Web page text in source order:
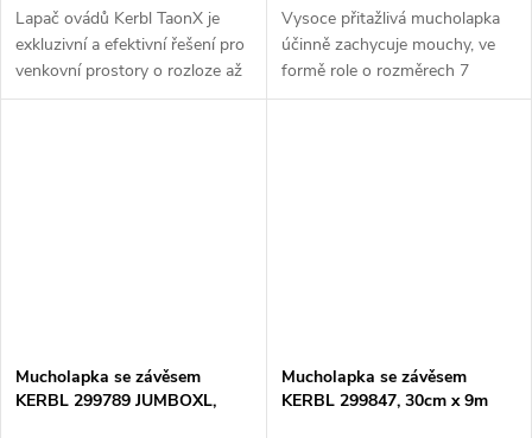
Lapač ovádů Kerbl TaonX je
exkluzivní a efektivní řešení pro
venkovní prostory o rozloze až
10 000 m2.
Vysoce přitažlivá mucholapka
účinně zachycuje mouchy, ve
formě role o rozměrech 7
metrů na 30 centimetrů. Má
Mucholapka se závěsem
KERBL 299789 JUMBOXL,
Mucholapka se závěsem
KERBL 299847, 30cm x 9m